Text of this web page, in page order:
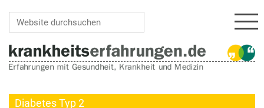
Diabetes Typ 2